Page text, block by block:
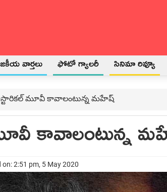
వార్తలు ఫోటో గ్యాలరీ సినిమా రివ్యూ
మూవీ కావాలంటున్న మహేష్
కావాలంటున్న
on: 2:51 pm, 5 May 2020